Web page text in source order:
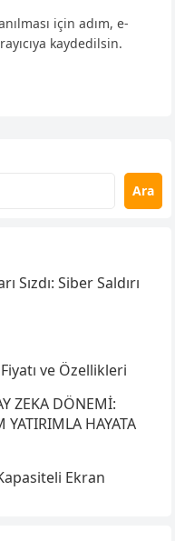
için adım, e-
kaydedilsin.
Ara
Sızdı: Siber Saldırı
ve Özellikleri
ZEKA DÖNEMİ:
HAYATA
Ekran